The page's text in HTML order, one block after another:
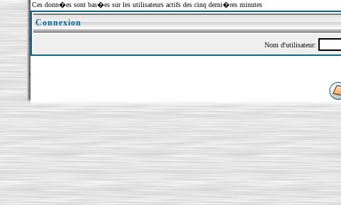
Ces donn�es sont bas�es sur les utilisateurs actifs des cinq derni�res minutes
Connexion
Nom d'utilisateur: